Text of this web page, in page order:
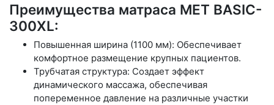
Преимущества матраса MET BASIC-
300XL:
Повышенная ширина (1100 мм): Обеспечивает
комфортное размещение крупных пациентов.
Трубчатая структура: Создает эффект
динамического массажа, обеспечивая
попеременное давление на различные участки